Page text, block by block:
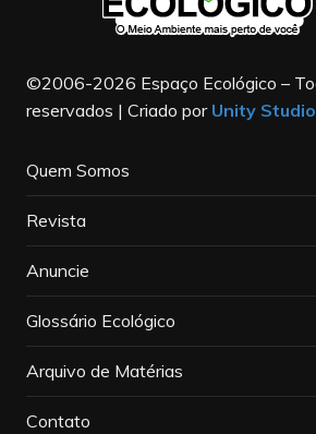
©2006-2026 Espaço Ecológico –
reservados | Criado por Unity Studio
Quem Somos
Revista
Anuncie
Glossário Ecológico
Arquivo de Matérias
Contato